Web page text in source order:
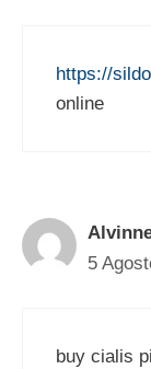
https://
online
5
buy cialis